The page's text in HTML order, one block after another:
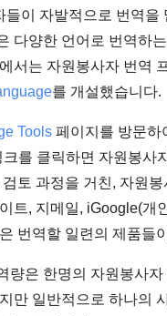
이 자발적으로 번역을
다양한 언어로 번역하
서는 자원봉사자 번역
를 개설했습니다.
Tools 페이지를 방문하
를 클릭하면 자원봉사
토 과정을 거친, 자원봉
트, 지메일, iGoogle(개
번역할 일련의 제품들
량은 한명의 자원봉사자
만 일반적으로 하나의